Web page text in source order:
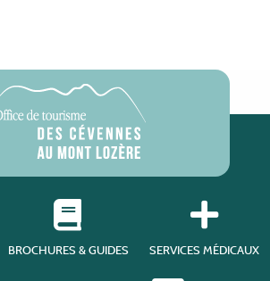
BROCHURES & GUIDES SERVICES MÉDICAUX